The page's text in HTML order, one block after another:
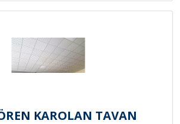
KAROLAN TAVAN